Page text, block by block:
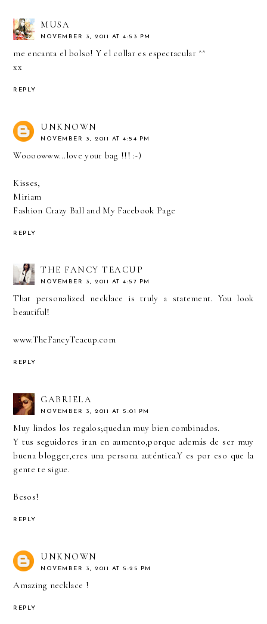
MUSA
NOVEMBER 3, 2011 AT 4:53 PM
me encanta el bolso! Y el collar es espectacular ^^
xx
REPLY
UNKNOWN
NOVEMBER 3, 2011 AT 4:54 PM
Woooowww...love your bag !!! :-)
Kisses,
Miriam
Fashion Crazy Ball and My Facebook Page
REPLY
THE FANCY TEACUP
NOVEMBER 3, 2011 AT 4:57 PM
That personalized necklace is truly a statement. You look
beautiful!
www.TheFancyTeacup.com
REPLY
GABRIELA
NOVEMBER 3, 2011 AT 5:01 PM
Muy lindos los regalos;quedan muy bien combinados.
Y tus seguidores iran en aumento,porque además de ser muy
buena blogger,eres una persona auténtica.Y es por eso que la
gente te sigue.
Besos!
REPLY
UNKNOWN
NOVEMBER 3, 2011 AT 5:25 PM
Amazing necklace !
REPLY